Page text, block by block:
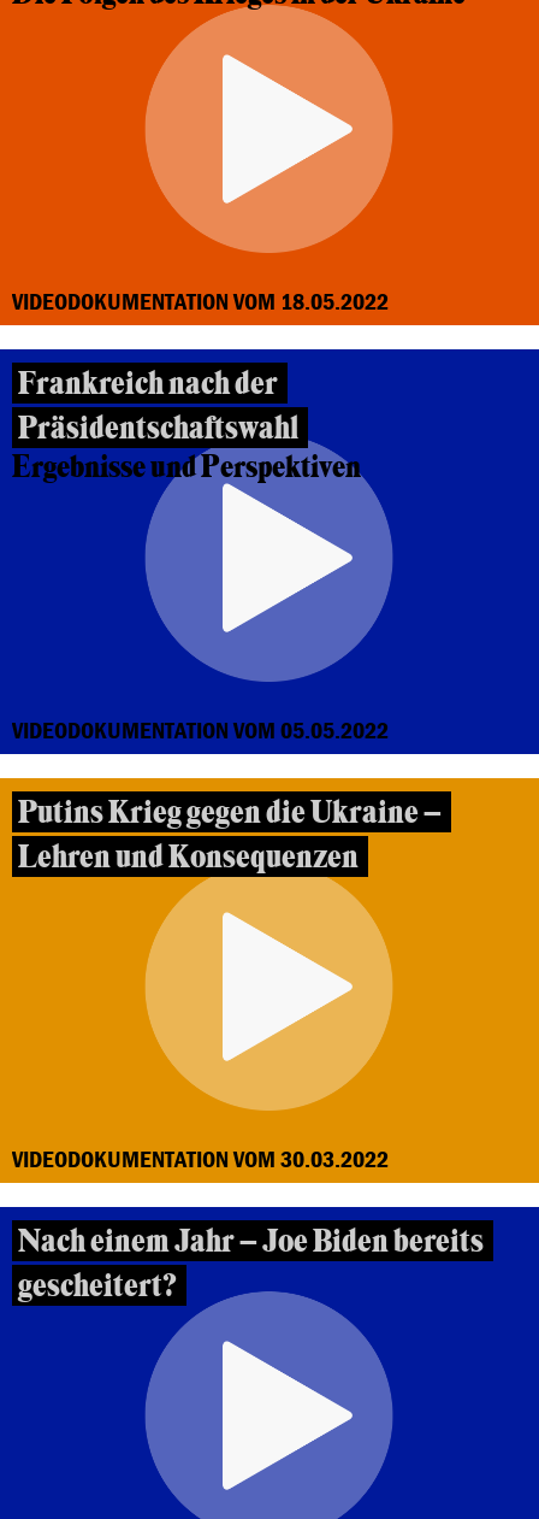
VIDEODOKUMENTATION VOM 18.05.2022
Frankreich nach der
Präsidentschaftswahl
Ergebnisse und Perspektiven
VIDEODOKUMENTATION VOM 05.05.2022
Putins Krieg gegen die Ukraine –
Lehren und Konsequenzen
VIDEODOKUMENTATION VOM 30.03.2022
Nach einem Jahr – Joe Biden bereits
gescheitert?